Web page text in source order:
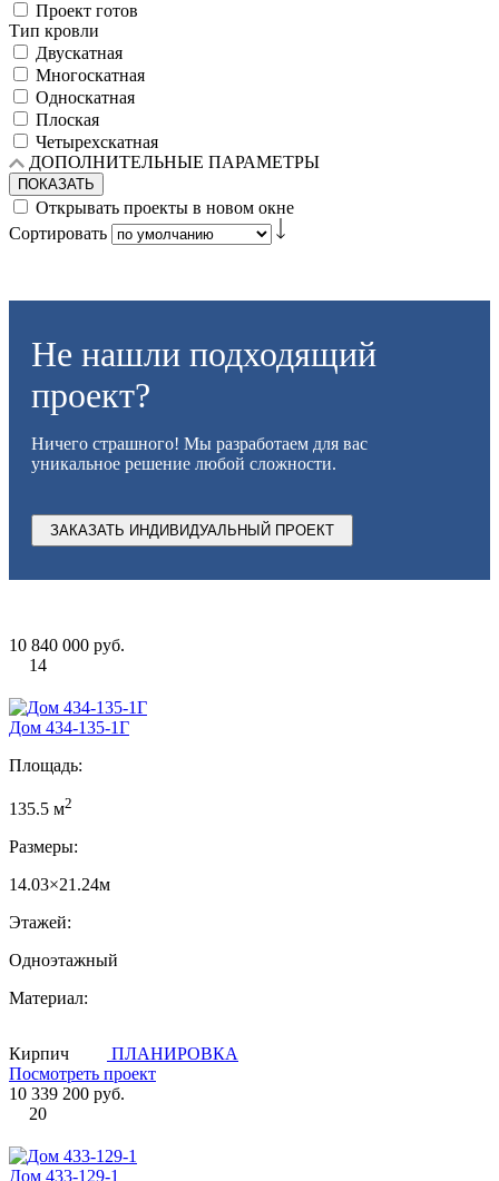
Проект готов
Тип кровли
Двускатная
Многоскатная
Односкатная
Плоская
Четырехскатная
ДОПОЛНИТЕЛЬНЫЕ ПАРАМЕТРЫ
ПОКАЗАТЬ
Открывать проекты в новом окне
Сортировать
Не нашли подходящий
проект?
Ничего страшного! Мы разработаем для вас
уникальное решение любой сложности.
ЗАКАЗАТЬ ИНДИВИДУАЛЬНЫЙ ПРОЕКТ
10 840 000 руб.
14
Дом 434-135-1Г
Площадь:
135.5 м2
Размеры:
14.03×21.24м
Этажей:
Одноэтажный
Материал:
Кирпич
ПЛАНИРОВКА
Посмотреть проект
10 339 200 руб.
20
Дом 433-129-1